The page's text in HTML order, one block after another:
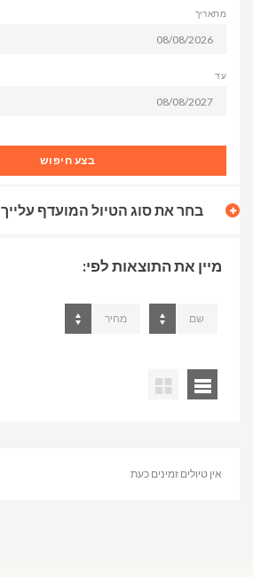
מתאריך
עד
בצע חיפוש
בחר את סוג הטיול המועדף עלייך
מיין את התוצאות לפי:
שם מחיר
אין טיולים זמינים כעת